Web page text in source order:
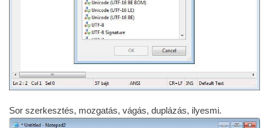
Sor szerkesztés, mozgatás, vágás, duplázás, ilyesmi.